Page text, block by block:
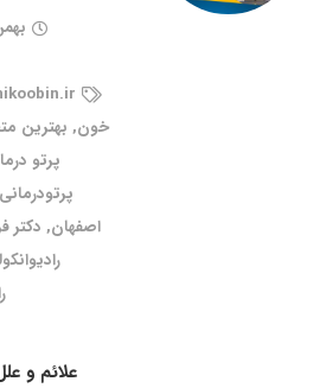
بهمن ۱۳,
خون, بهترین
پرتو
پرتودرمانی
اصفهان, دکتر
علائم و